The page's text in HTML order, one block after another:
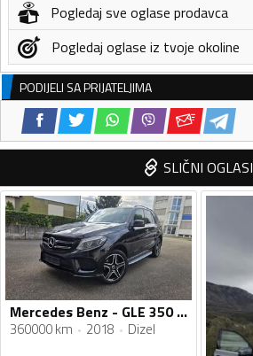
Pogledaj sve oglase prodavca
Pogledaj oglase iz tvoje okoline
PODIJELI SA PRIJATELJIMA
SLIČNI OGLASI
Mercedes Benz - GLE 350 - GLE 350 4MATC AMG
360000 km 2018 Dizel